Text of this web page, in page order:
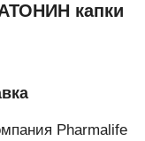
капки
Pharmalife